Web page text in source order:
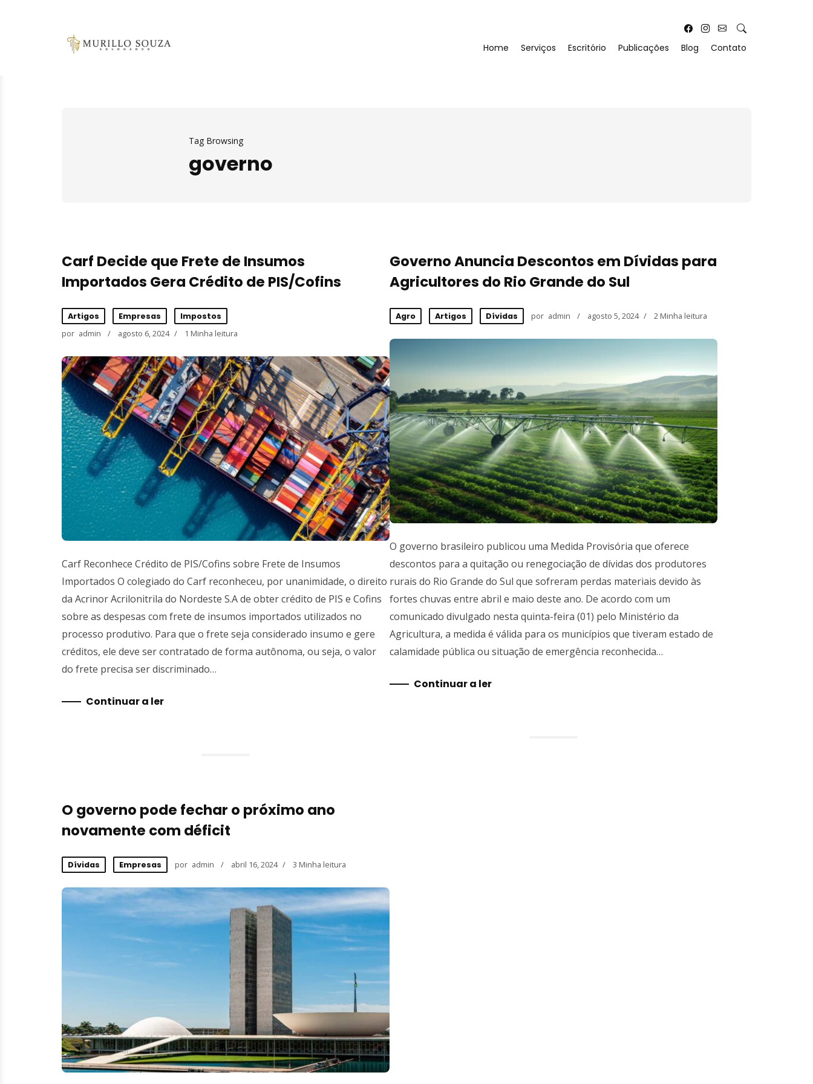
Home Serviços Escritório Publicações Blog Contato
Tag Browsing
governo
Carf Decide que Frete de Insumos
Importados Gera Crédito de PIS/Cofins
Artigos Empresas Impostos
por admin agosto 6, 2024 1 Minha leitura
Carf Reconhece Crédito de PIS/Cofins sobre Frete de Insumos
Importados O colegiado do Carf reconheceu, por unanimidade, o direito
da Acrinor Acrilonitrila do Nordeste S.A de obter crédito de PIS e Cofins
sobre as despesas com frete de insumos importados utilizados no
processo produtivo. Para que o frete seja considerado insumo e gere
créditos, ele deve ser contratado de forma autônoma, ou seja, o valor
do frete precisa ser discriminado…
Continuar a ler
Governo Anuncia Descontos em Dívidas para
Agricultores do Rio Grande do Sul
Agro Artigos Dívidas por admin agosto 5, 2024 2 Minha leitura
O governo brasileiro publicou uma Medida Provisória que oferece
descontos para a quitação ou renegociação de dívidas dos produtores
rurais do Rio Grande do Sul que sofreram perdas materiais devido às
fortes chuvas entre abril e maio deste ano. De acordo com um
comunicado divulgado nesta quinta-feira (01) pelo Ministério da
Agricultura, a medida é válida para os municípios que tiveram estado de
calamidade pública ou situação de emergência reconhecida…
Continuar a ler
O governo pode fechar o próximo ano
novamente com déficit
Dívidas Empresas por admin abril 16, 2024 3 Minha leitura